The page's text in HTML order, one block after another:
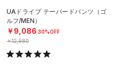
UAドライブ テーパードパンツ（ゴ
ルフ/MEN）
￥9,086 30%OFF
￥12,980